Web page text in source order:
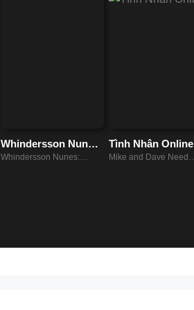
Whindersson Nunes:
Xướng thơ giảng
Whindersson Nunes:
Tình Nhân Online
Mike and Dave Need